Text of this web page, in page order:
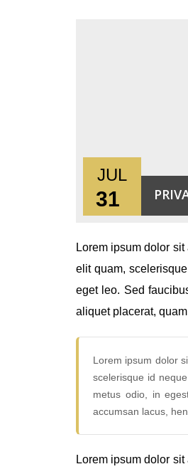
JUL
31
Lorem ipsum dolor
elit quam,
eget leo. Sed
aliquet placerat,
Lorem ipsum dolor
scelerisque id
metus odio, in
accumsan lacus,
Lorem ipsum dolor